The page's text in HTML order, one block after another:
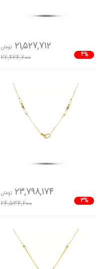
4%
21,527,712 تومان
22,424,700
3%
23,798,174 تومان
24,534,200